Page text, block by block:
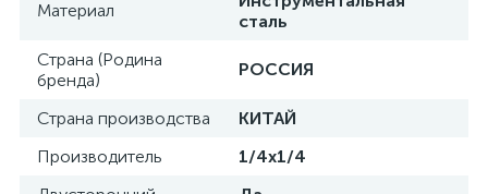
Материал
сталь
Страна (Родина
бренда)
РОССИЯ
Страна производства
КИТАЙ
Производитель
1/4х1/4